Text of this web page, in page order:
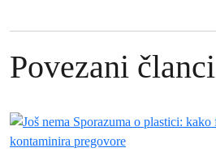
Povezani članci